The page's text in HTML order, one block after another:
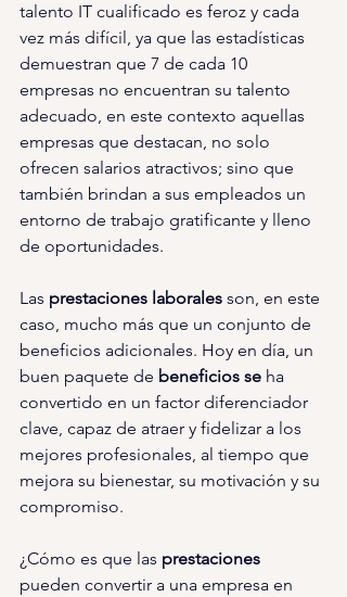
talento IT cualificado es feroz y cada
vez más difícil, ya que las estadísticas
demuestran que 7 de cada 10
empresas no encuentran su talento
adecuado, en este contexto aquellas
empresas que destacan, no solo
ofrecen salarios atractivos; sino que
también brindan a sus empleados un
entorno de trabajo gratificante y lleno
de oportunidades.
Las prestaciones laborales son, en este
caso, mucho más que un conjunto de
beneficios adicionales. Hoy en día, un
buen paquete de beneficios se ha
convertido en un factor diferenciador
clave, capaz de atraer y fidelizar a los
mejores profesionales, al tiempo que
mejora su bienestar, su motivación y su
compromiso.
¿Cómo es que las prestaciones
pueden convertir a una empresa en